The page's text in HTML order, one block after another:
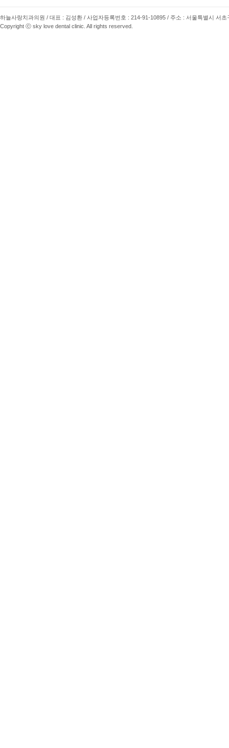
하늘사랑치과의원 / 대표 : 김성환 / 사업자등록번호 : 214-91-10895 / 주소 : 서울특별시 서
Copyright ⓒ sky love dental clinic. All rights reserved.